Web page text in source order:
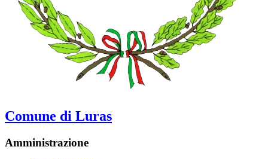
Comune di Luras
Amministrazione